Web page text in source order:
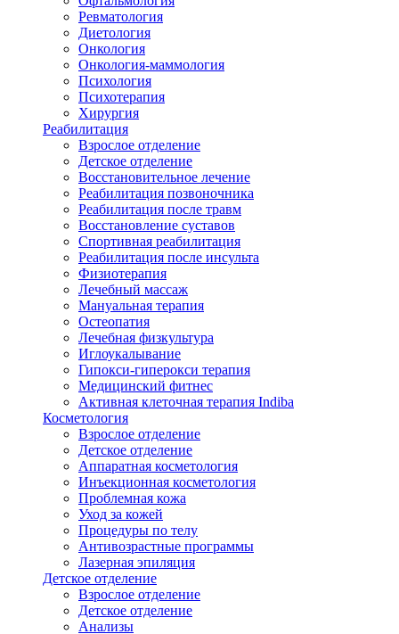
Ревматология
Диетология
Онкология
Онкология-маммология
Психология
Психотерапия
Хирургия
Реабилитация
Взрослое отделение
Детское отделение
Восстановительное лечение
Реабилитация позвоночника
Реабилитация после травм
Восстановление суставов
Спортивная реабилитация
Реабилитация после инсульта
Физиотерапия
Лечебный массаж
Мануальная терапия
Остеопатия
Лечебная физкультура
Иглоукалывание
Гипокси-гиперокси терапия
Медицинский фитнес
Активная клеточная терапия Indiba
Косметология
Взрослое отделение
Детское отделение
Аппаратная косметология
Инъекционная косметология
Проблемная кожа
Уход за кожей
Процедуры по телу
Антивозрастные программы
Лазерная эпиляция
Детское отделение
Взрослое отделение
Детское отделение
Анализы